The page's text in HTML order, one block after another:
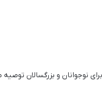
نوجوانان و بزرگسالان